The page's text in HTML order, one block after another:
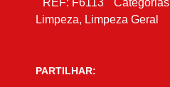
REF: F6113 Categorias
Limpeza, Limpeza Geral
PARTILHAR: